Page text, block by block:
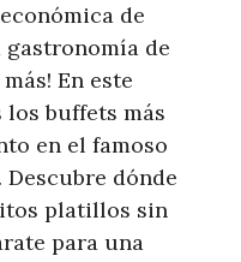
de
de
En este
buffets más
en el famoso
dónde
platillos sin
para una